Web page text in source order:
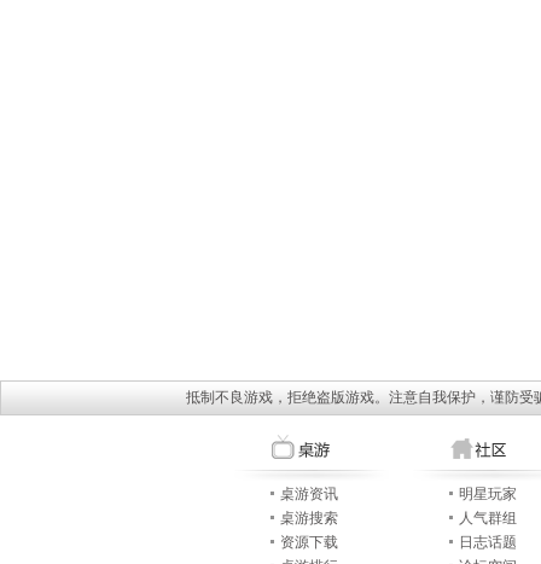
抵制不良游戏，拒绝盗版游戏。注意自我保护，谨防
桌游资讯
桌游搜索
资源下载
明星玩家
人气群组
日志话题